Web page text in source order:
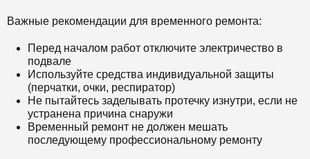
Важные рекомендации для временного ремонта:
Перед началом работ отключите электричество в
подвале
Используйте средства индивидуальной защиты
(перчатки, очки, респиратор)
Не пытайтесь заделывать протечку изнутри, если не
устранена причина снаружи
Временный ремонт не должен мешать
последующему профессиональному ремонту